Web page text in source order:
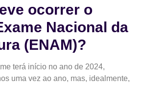
ocorrer o
Nacional da
(ENAM)?
terá início no ano de 2024,
uma vez ao ano, mas, idealmente,